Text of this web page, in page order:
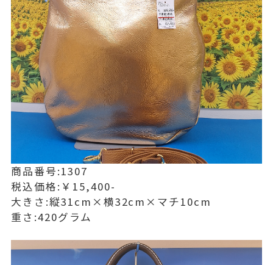
商品番号:1307
税込価格:￥15,400-
大きさ:縦31cm×横32cm×マチ10cm
重さ:420グラム